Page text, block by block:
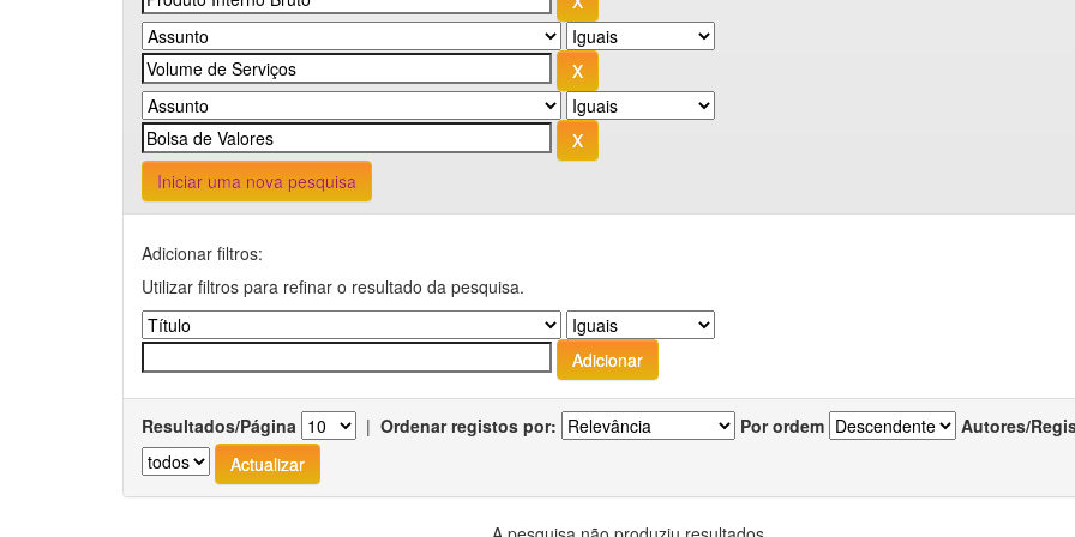
Iniciar uma nova pesquisa
Adicionar filtros:
Utilizar filtros para refinar o resultado da pesquisa.
Resultados/Página | Ordenar registos por: Por ordem Autores/